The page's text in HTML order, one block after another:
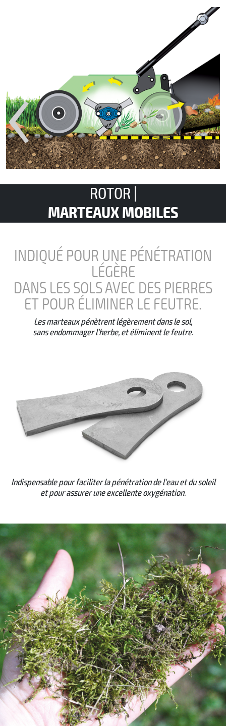
‹
ROTOR |
MARTEAUX MOBILES
INDIQUÉ POUR UNE PÉNÉTRATION
LÉGÈRE
DANS LES SOLS AVEC DES PIERRES
ET POUR ÉLIMINER LE FEUTRE.
Les marteaux pénètrent légèrement dans le sol,
sans endommager l'herbe, et éliminent le feutre.
Indispensable pour faciliter la pénétration de l'eau et du soleil
et pour assurer une excellente oxygénation.